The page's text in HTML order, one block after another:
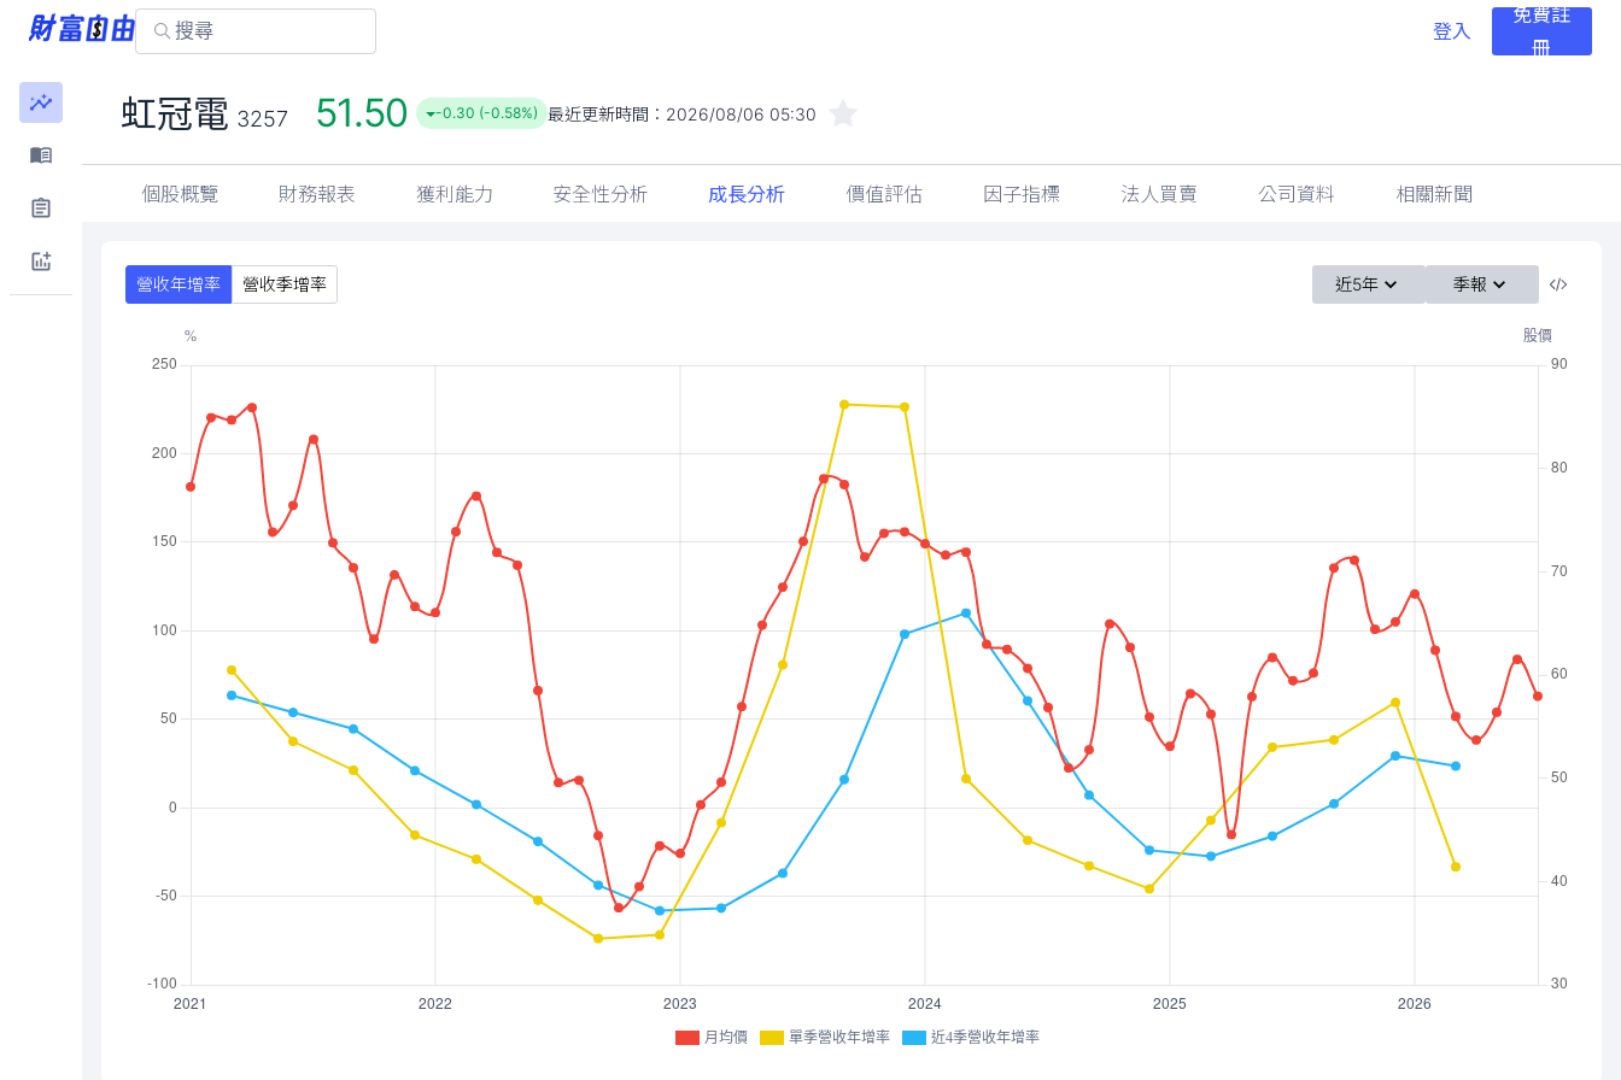
登入
免費註
冊
虹冠電 3257 51.50 -0.30 (-0.58%) 最近更新時間： 2026/08/06 05:30
個股概覽 財務報表 獲利能力 安全性分析 成長分析 價值評估 因子指標 法人買賣 公司資料 相關新聞
營收年增率 營收季增率 近5年 季報
月均價 單季營收年增率 近4季營收年增率